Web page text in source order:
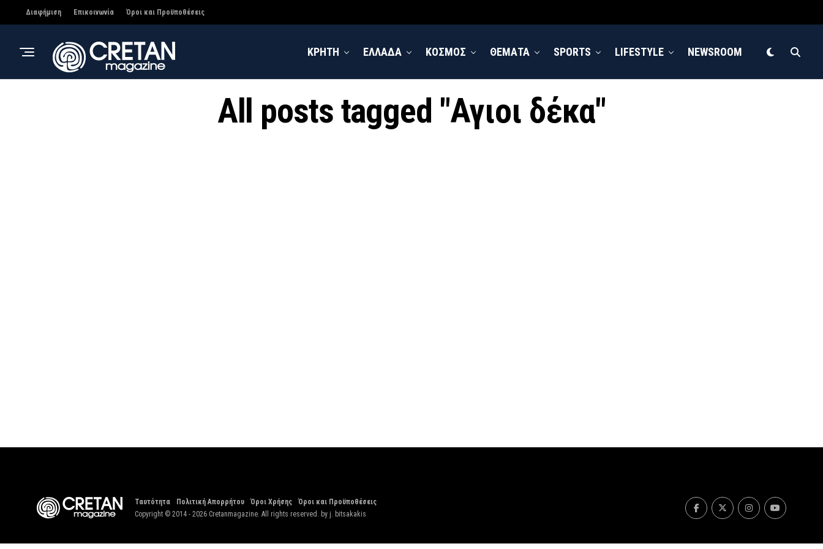
Διαφήμιση Επικοινωνία Όροι και Προϋποθέσεις
ΚΡΗΤΗ ΕΛΛΑΔΑ ΚΟΣΜΟΣ ΘΕΜΑΤΑ SPORTS LIFESTYLE NEWSROOM
All posts tagged "Αγιοι δέκα"
Ταυτότητα Πολιτική Απορρήτου Όροι Χρήσης
Όροι και Προϋποθέσεις
Copyright © 2014 - 2026 Cretanmagazine. All rights reserved. by j. bitsakakis